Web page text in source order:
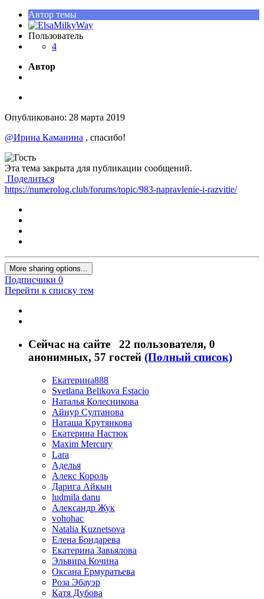
Автор темы
Пользователь
4
Автор
Опубликовано: 28 марта 2019
@Ирина Каманина , спасибо!
Эта тема закрыта для публикации сообщений.
Поделиться
https://numerolog.club/forums/topic/983-napravlenie-i-razvitie/
More sharing options...
Подписчики 0
Перейти к списку тем
Сейчас на сайте 22 пользователя, 0
анонимных, 57 гостей (Полный список)
Екатерина888
Svetlana Belikova Estacio
Наталья Колесникова
Айнур Султанова
Наташа Крутянкова
Екатерина Настюк
Maxim Mercury
Lara
Аделья
Алекс Король
Дарига Айкын
ludmila danu
Александр Жук
vohohac
Natalia Kuznetsova
Елена Бондарева
Екатерина Завьялова
Эльвира Кочина
Оксана Ермуратьева
Роза Эбауэр
Катя Дубова